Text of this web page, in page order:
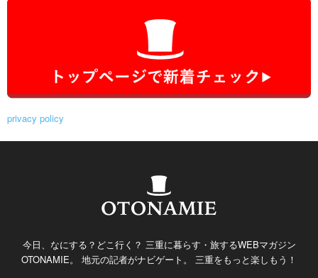
privacy policy
今日、なにする？どこ行く？ 三重に暮らす・旅するWEBマガジン
OTONAMIE。 地元の記者がナビゲート。 三重をもっと楽しもう！